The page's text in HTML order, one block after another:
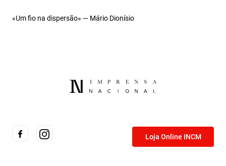
«Um fio na dispersão» — Mário Dionísio
Loja Online INCM